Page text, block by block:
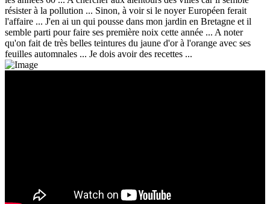
résister à la pollution ... Sinon, à voir si le noyer Européen ferait
l'affaire ... J'en ai un qui pousse dans mon jardin en Bretagne et il
semble parti pour faire ses première noix cette année ... A noter
qu'on fait de très belles teintures du jaune d'or à l'orange avec ses
feuilles automnales ... Je dois avoir des recettes ...